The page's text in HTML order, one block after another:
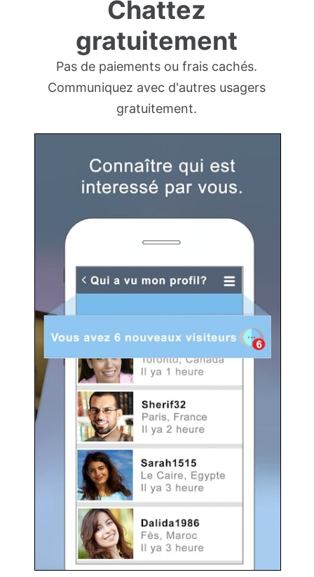
Chattez
gratuitement
Pas de paiements ou frais cachés.
Communiquez avec d'autres usagers
gratuitement.